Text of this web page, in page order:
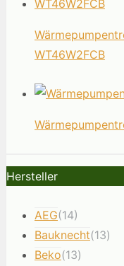
WT46W2FCB
Hersteller
AEG(14)
Bauknecht(13)
Beko(13)